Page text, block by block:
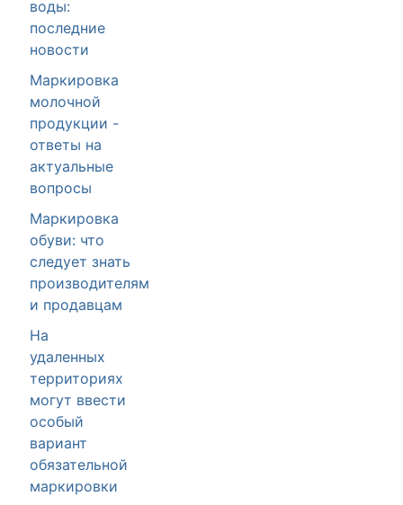
воды:
последние
новости
Маркировка
молочной
продукции -
ответы на
актуальные
вопросы
Маркировка
обуви: что
следует знать
производителям
и продавцам
На
удаленных
территориях
могут ввести
особый
вариант
обязательной
маркировки